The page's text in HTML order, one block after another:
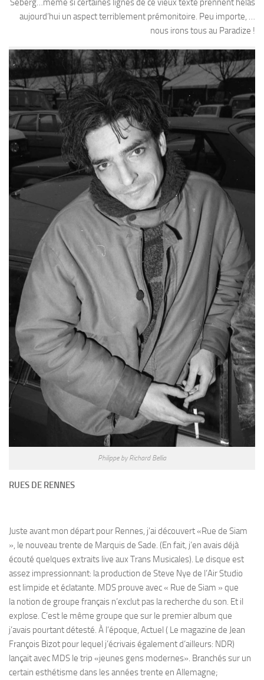
Seberg…même si certaines lignes de ce vieux texte prennent hélas
aujourd’hui un aspect terriblement prémonitoire. Peu importe, …
nous irons tous au Paradize !
Philippe by Richard Bellia
RUES DE RENNES
Juste avant mon départ pour Rennes, j’ai découvert «Rue de Siam
», le nouveau trente de Marquis de Sade. (En fait, j’en avais déjà
écouté quelques extraits live aux Trans Musicales). Le disque est
assez impressionnant: la production de Steve Nye de l’Air Studio
est limpide et éclatante. MDS prouve avec « Rue de Siam » que
la notion de groupe français n’exclut pas la recherche du son. Et il
explose. C’est le même groupe que sur le premier album que
j’avais pourtant détesté. À l’époque, Actuel ( Le magazine de Jean
François Bizot pour lequel j’écrivais également d’ailleurs: NDR)
lançait avec MDS le trip «jeunes gens modernes». Branchés sur un
certain esthétisme dans les années trente en Allemagne;